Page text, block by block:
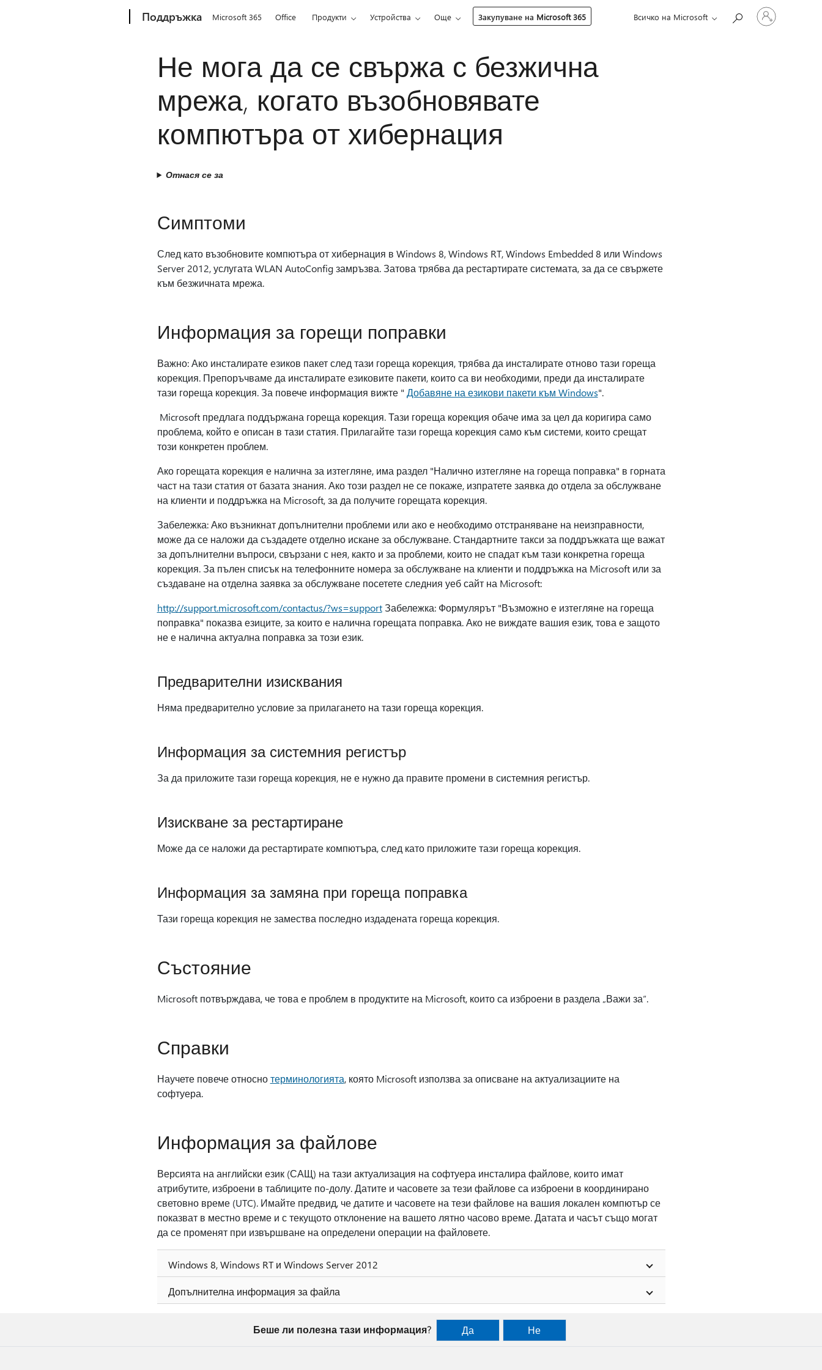
Поддръжка Microsoft 365 Office Продукти Устройства Още Закупуване на Microsoft 365 Всичко на Microsoft
Влезте
във
вашия
Не мога да се свържа с безжична
мрежа, когато възобновявате
компютъра от хибернация
Отнася се за
Симптоми
След като възобновите компютъра от хибернация в Windows 8, Windows RT, Windows Embedded 8 или Windows
Server 2012, услугата WLAN AutoConfig замръзва. Затова трябва да рестартирате системата, за да се свържете
към безжичната мрежа.
Информация за горещи поправки
Важно: Ако инсталирате езиков пакет след тази гореща корекция, трябва да инсталирате отново тази гореща
корекция. Препоръчваме да инсталирате езиковите пакети, които са ви необходими, преди да инсталирате
тази гореща корекция. За повече информация вижте " Добавяне на езикови пакети към Windows".
Microsoft предлага поддържана гореща корекция. Тази гореща корекция обаче има за цел да коригира само
проблема, който е описан в тази статия. Прилагайте тази гореща корекция само към системи, които срещат
този конкретен проблем.
Ако горещата корекция е налична за изтегляне, има раздел "Налично изтегляне на гореща поправка" в горната
част на тази статия от базата знания. Ако този раздел не се покаже, изпратете заявка до отдела за обслужване
на клиенти и поддръжка на Microsoft, за да получите горещата корекция.
Забележка: Ако възникнат допълнителни проблеми или ако е необходимо отстраняване на неизправности,
може да се наложи да създадете отделно искане за обслужване. Стандартните такси за поддръжката ще важат
за допълнителни въпроси, свързани с нея, както и за проблеми, които не спадат към тази конкретна гореща
корекция. За пълен списък на телефонните номера за обслужване на клиенти и поддръжка на Microsoft или за
създаване на отделна заявка за обслужване посетете следния уеб сайт на Microsoft:
http://support.microsoft.com/contactus/?ws=supportЗабележка: Формулярът "Възможно е изтегляне на гореща
поправка" показва езиците, за които е налична горещата поправка. Ако не виждате вашия език, това е защото
не е налична актуална поправка за този език.
Предварителни изисквания
Няма предварително условие за прилагането на тази гореща корекция.
Информация за системния регистър
За да приложите тази гореща корекция, не е нужно да правите промени в системния регистър.
Изискване за рестартиране
Може да се наложи да рестартирате компютъра, след като приложите тази гореща корекция.
Информация за замяна при гореща поправка
Тази гореща корекция не замества последно издадената гореща корекция.
Състояние
Microsoft потвърждава, че това е проблем в продуктите на Microsoft, които са изброени в раздела „Важи за“.
Справки
Научете повече относнотерминологията, която Microsoft използва за описване на актуализациите на
софтуера.
Информация за файлове
Версията на английски език (САЩ) на тази актуализация на софтуера инсталира файлове, които имат
атрибутите, изброени в таблиците по-долу. Датите и часовете за тези файлове са изброени в координирано
световно време (UTC). Имайте предвид, че датите и часовете на тези файлове на вашия локален компютър се
показват в местно време и с текущото отклонение на вашето лятно часово време. Датата и часът също могат
да се променят при извършване на определени операции на файловете.
Windows 8, Windows RT и Windows Server 2012
Допълнителна информация за файла
Беше ли полезна тази информация? Да Не